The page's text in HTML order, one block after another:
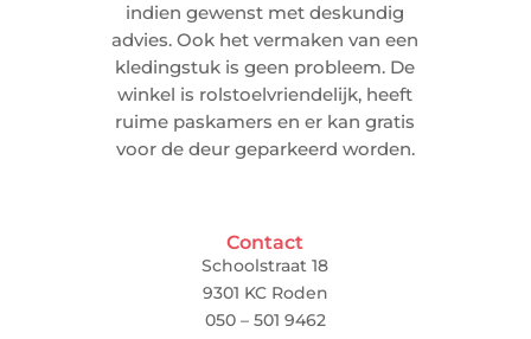
indien gewenst met deskundig
advies. Ook het vermaken van een
kledingstuk is geen probleem. De
winkel is rolstoelvriendelijk, heeft
ruime paskamers en er kan gratis
voor de deur geparkeerd worden.
Contact
Schoolstraat 18
9301 KC Roden
050 – 501 9462